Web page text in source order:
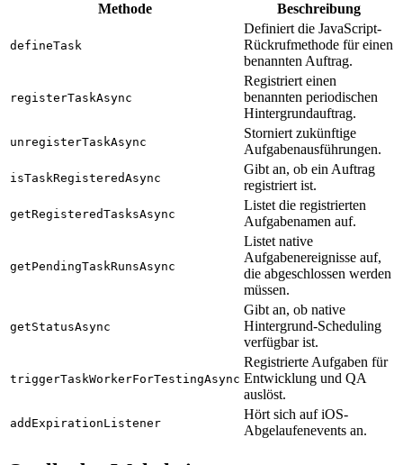
Methode
Beschreibung
defineTask
Definiert die JavaScript-
Rückrufmethode für einen
benannten Auftrag.
registerTaskAsync
Registriert einen
benannten periodischen
Hintergrundauftrag.
unregisterTaskAsync
Storniert zukünftige
Aufgabenausführungen.
isTaskRegisteredAsync
Gibt an, ob ein Auftrag
registriert ist.
getRegisteredTasksAsync
Listet die registrierten
Aufgabenamen auf.
getPendingTaskRunsAsync
Listet native
Aufgabenereignisse auf,
die abgeschlossen werden
müssen.
getStatusAsync
Gibt an, ob native
Hintergrund-Scheduling
verfügbar ist.
triggerTaskWorkerForTestingAsync
Registrierte Aufgaben für
Entwicklung und QA
auslöst.
addExpirationListener
Hört sich auf iOS-
Abgelaufenevents an.